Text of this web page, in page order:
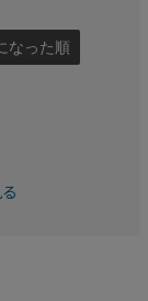
なった順